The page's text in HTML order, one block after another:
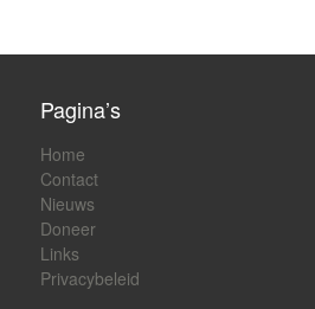
Pagina’s
Home
Contact
Nieuws
Doneer
Links
Privacybeleid